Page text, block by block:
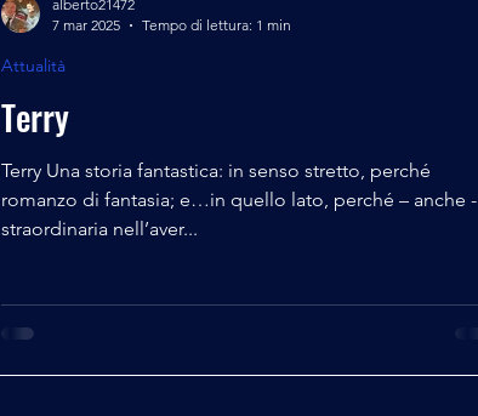
Terry
Terry Una storia fantastica: in senso stretto, perché
romanzo di fantasia; e…in quello lato, perché – anche -
straordinaria nell’aver...
Attualità
alberto21472
7 mar 2025
Tempo di lettura: 1 min